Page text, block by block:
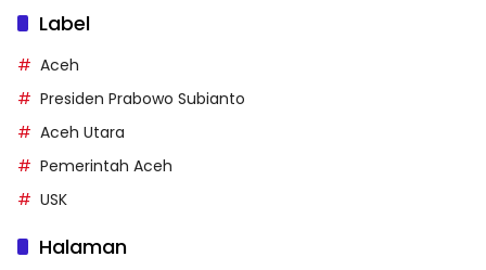
Label
Aceh
Presiden Prabowo Subianto
Aceh Utara
Pemerintah Aceh
USK
Halaman